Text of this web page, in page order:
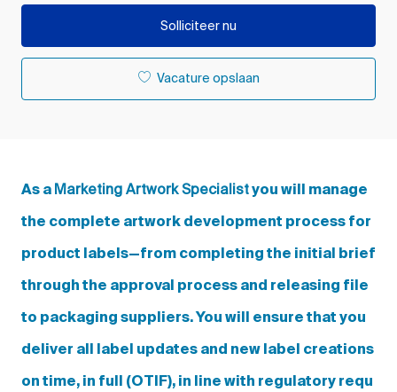
Solliciteer nu
Vacature opslaan
As a Marketing Artwork Specialistyou will manage
the complete artwork development process for
product labels—from completing the initial brief
through the approval process and releasing file
to packaging suppliers. You will ensure that you
deliver all label updates and new label creations
on time, in full (OTIF), in line with regulatory requ